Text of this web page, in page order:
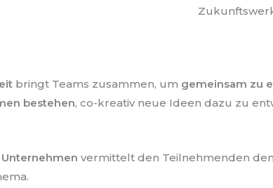
bringt Teams zusammen, um gemeinsam zu
bestehen, co-kreativ neue Ideen dazu zu
Unternehmenvermittelt den Teilnehmenden